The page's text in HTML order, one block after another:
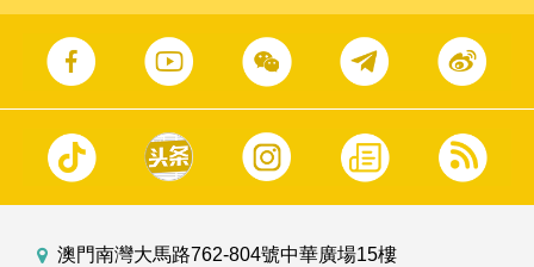
澳門南灣大馬路762-804號中華廣場15樓